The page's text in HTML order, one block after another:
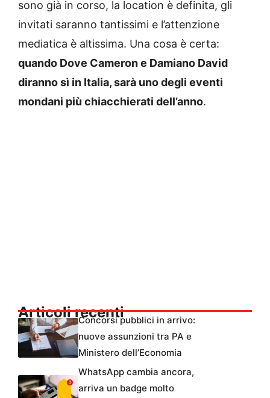
sono già in corso, la location è definita, gli
invitati saranno tantissimi e l’attenzione
mediatica è altissima. Una cosa è certa:
quando Dove Cameron e Damiano David
diranno sì in Italia, sarà uno degli eventi
mondani più chiacchierati dell’anno.
Articoli recentiConcorsi pubblici in arrivo:
nuove assunzioni tra PA e
Ministero dell’Economia
WhatsApp cambia ancora,
arriva un badge molto